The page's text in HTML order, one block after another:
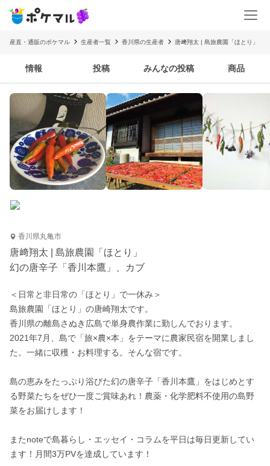
産直・通販のポケマル 生産者一覧 香川県の生産者 唐﨑翔太 | 島旅農園「ほとり」
情報 投稿 みんなの投稿 商品
香川県丸亀市
唐﨑翔太 | 島旅農園「ほとり」
幻の唐辛子「香川本鷹」、カブ
＜日常と非日常の「ほとり」で一休み＞
島旅農園「ほとり」の唐崎翔太です。
香川県の離島さぬき広島で単身農作業に勤しんでおります。
2021年7月、島で「旅×農×本」をテーマに農家民宿を開業しまし
た。一緒に収穫・お料理する。そんな宿です。
島の恵みをたっぷり浴びた幻の唐辛子「香川本鷹」をはじめとす
る野菜たちをぜひ一度ご賞味あれ！農薬・化学肥料不使用の島野
菜をお届けします！
またnoteで島暮らし・エッセイ・コラムを平日は毎日更新してい
ます！月間3万PVを達成しています！